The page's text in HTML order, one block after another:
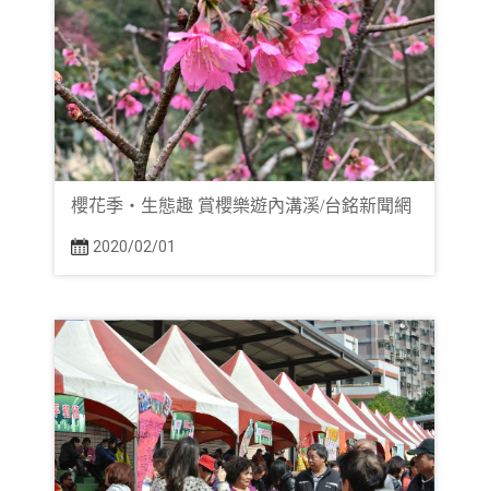
櫻花季・生態趣 賞櫻樂遊內溝溪/台銘新聞網
2020/02/01